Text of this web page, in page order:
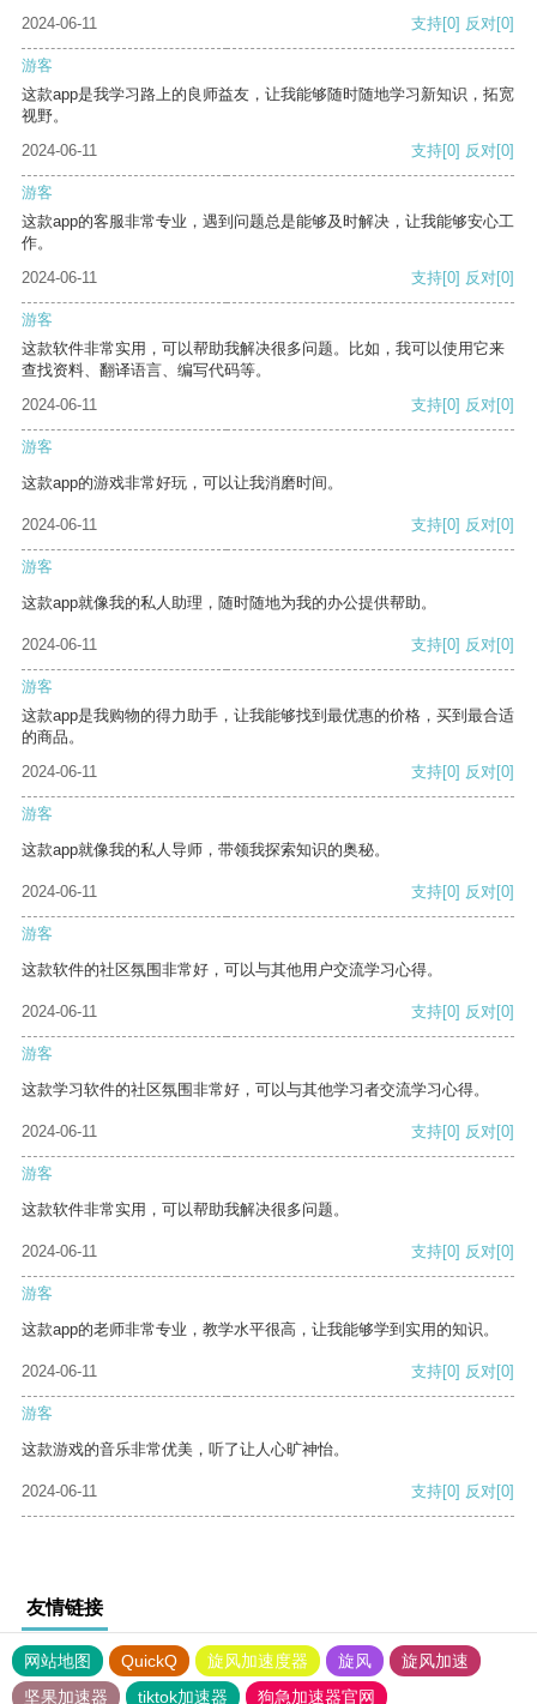
2024-06-11 支持[0] 反对[0]
游客
这款app是我学习路上的良师益友，让我能够随时随地学习新知识，拓宽
视野。
2024-06-11
支持[0] 反对[0]
游客
这款app的客服非常专业，遇到问题总是能够及时解决，让我能够安心工
作。
2024-06-11
支持[0] 反对[0]
游客
这款软件非常实用，可以帮助我解决很多问题。比如，我可以使用它来
查找资料、翻译语言、编写代码等。
2024-06-11
支持[0] 反对[0]
游客
这款app的游戏非常好玩，可以让我消磨时间。
2024-06-11 支持[0] 反对[0]
游客
这款app就像我的私人助理，随时随地为我的办公提供帮助。
2024-06-11 支持[0] 反对[0]
游客
这款app是我购物的得力助手，让我能够找到最优惠的价格，买到最合适
的商品。
2024-06-11
支持[0] 反对[0]
游客
这款app就像我的私人导师，带领我探索知识的奥秘。
2024-06-11 支持[0] 反对[0]
游客
这款软件的社区氛围非常好，可以与其他用户交流学习心得。
2024-06-11 支持[0] 反对[0]
游客
这款学习软件的社区氛围非常好，可以与其他学习者交流学习心得。
2024-06-11 支持[0] 反对[0]
游客
这款软件非常实用，可以帮助我解决很多问题。
2024-06-11 支持[0] 反对[0]
游客
这款app的老师非常专业，教学水平很高，让我能够学到实用的知识。
2024-06-11 支持[0] 反对[0]
游客
这款游戏的音乐非常优美，听了让人心旷神怡。
2024-06-11 支持[0] 反对[0]
友情链接
网站地图 QuickQ 旋风加速度器 旋风
旋风加速
坚果加速器
tiktok加速器 狗急加速器官网